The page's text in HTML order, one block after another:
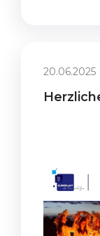
20.06.2025